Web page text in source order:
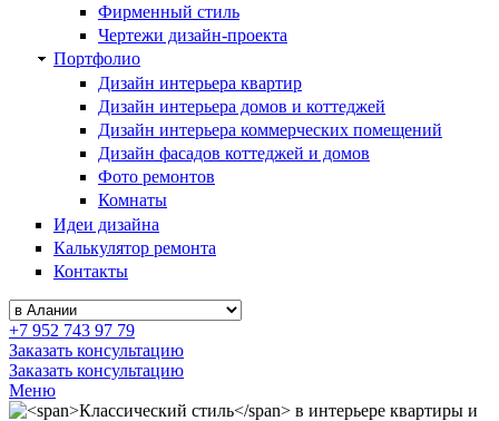
Фирменный стиль
Чертежи дизайн-проекта
Портфолио
Дизайн интерьера квартир
Дизайн интерьера домов и коттеджей
Дизайн интерьера коммерческих помещений
Дизайн фасадов коттеджей и домов
Фото ремонтов
Комнаты
Идеи дизайна
Калькулятор ремонта
Контакты
+7 952 743 97 79
Заказать консультацию
Заказать консультацию
Меню